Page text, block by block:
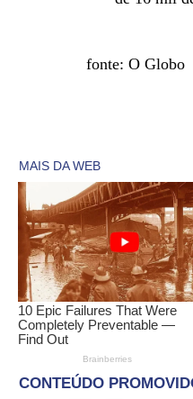
fonte: O Globo